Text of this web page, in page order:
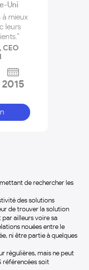
Uni
à mieux
leurs
CEO
2015
de rechercher les
des solutions
de trouver la solution
par ailleurs voire sa
nouées entre le
ni être partie à quelques
régulières, mais ne peut
référencées soit